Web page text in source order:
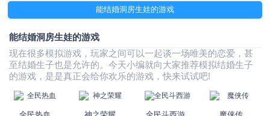
能结婚洞房生娃的游戏
能结婚洞房生娃的游戏
现在很多模拟游戏，玩家之间可以一起谈一场唯美的恋爱，甚
至结婚生子也是允许的。今天小编就向大家推荐模拟结婚生子
的游戏，是是真正会给你欢乐的游戏，快来试试吧!